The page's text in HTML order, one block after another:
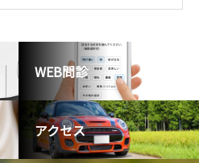
WEB問診
アクセス